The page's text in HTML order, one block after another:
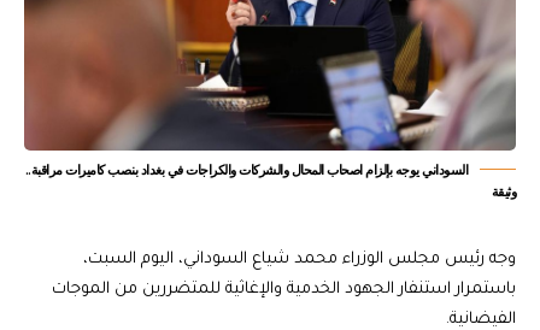
السوداني يوجه بإلزام اصحاب المحال والشركات والكراجات في بغداد بنصب كاميرات مراقبة..
وثيقة
وجه رئيس مجلس الوزراء محمد شياع السوداني، اليوم السبت،
باستمرار استنفار الجهود الخدمية والإغاثية للمتضررين من الموجات
الفيضانية.